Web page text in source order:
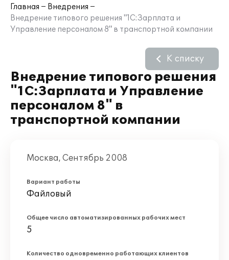
Главная
Внедрения
Внедрение типового решения "1С:Зарплата и
Управление персоналом 8" в транспортной компании
Внедрение типового решения
"1С:Зарплата и Управление
персоналом 8" в
транспортной компании
К списку
Москва, Сентябрь 2008
Вариант работы
Файловый
Общее число автоматизированных рабочих мест
5
Количество одновременно работающих клиентов